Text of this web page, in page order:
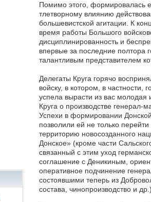
Помимо этого, формировалась
тлетворному влиянию
большевистской агитации. К
время работы Большого
дисциплинированность и
впервые за последние полтора
талантливым представителем
Делегаты Круга горячо
войску, в котором, в
успела вырасти из вас
Круга о производстве генерал-
Успехи в формировании
позволили ей не только
территорию новосозданного
Донское» (кроме части
связанный с этим уход
соглашение с Деникиным,
оперативное подчинение
состоявшими теперь из
состава, чинопроизводство и